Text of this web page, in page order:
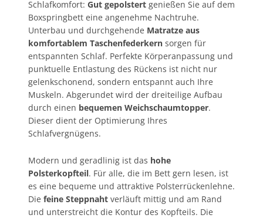
Schlafkomfort: Gut gepolstert genießen Sie auf dem
Boxspringbett eine angenehme Nachtruhe.
Unterbau und durchgehende Matratze aus
komfortablem Taschenfederkern sorgen für
entspannten Schlaf. Perfekte Körperanpassung und
punktuelle Entlastung des Rückens ist nicht nur
gelenkschonend, sondern entspannt auch Ihre
Muskeln. Abgerundet wird der dreiteilige Aufbau
durch einen bequemen Weichschaumtopper.
Dieser dient der Optimierung Ihres
Schlafvergnügens.
Modern und geradlinig ist das hohe
Polsterkopfteil. Für alle, die im Bett gern lesen, ist
es eine bequeme und attraktive Polsterrückenlehne.
Die feine Steppnaht verläuft mittig und am Rand
und unterstreicht die Kontur des Kopfteils. Die